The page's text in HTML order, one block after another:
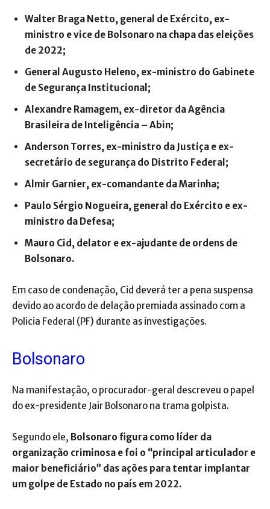
Walter Braga Netto, general de Exército, ex-
ministro e vice de Bolsonaro na chapa das eleições
de 2022;
General Augusto Heleno, ex-ministro do Gabinete
de Segurança Institucional;
Alexandre Ramagem, ex-diretor da Agência
Brasileira de Inteligência – Abin;
Anderson Torres, ex-ministro da Justiça e ex-
secretário de segurança do Distrito Federal;
Almir Garnier, ex-comandante da Marinha;
Paulo Sérgio Nogueira, general do Exército e ex-
ministro da Defesa;
Mauro Cid, delator e ex-ajudante de ordens de
Bolsonaro.
Em caso de condenação, Cid deverá ter a pena suspensa
devido ao acordo de delação premiada assinado com a
Policia Federal (PF) durante as investigações.
Bolsonaro
Na manifestação, o procurador-geral descreveu o papel
do ex-presidente Jair Bolsonaro na trama golpista.
Segundo ele, Bolsonaro figura como líder da
organização criminosa e foi o “principal articulador e
maior beneficiário” das ações para tentar implantar
um golpe de Estado no país em 2022.